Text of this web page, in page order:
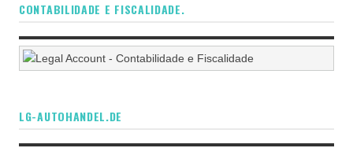
CONTABILIDADE E FISCALIDADE.
LG-AUTOHANDEL.DE